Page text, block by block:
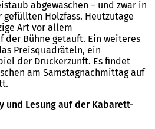
abgewaschen – und zwar in
gefüllten Holzfass. Heutzutage
Art vor allem
der Bühne getauft. Ein weiteres
Preisquadräteln, ein
der Druckerzunft. Es findet
am Samstagnachmittag auf
und Lesung auf der Kabarett-